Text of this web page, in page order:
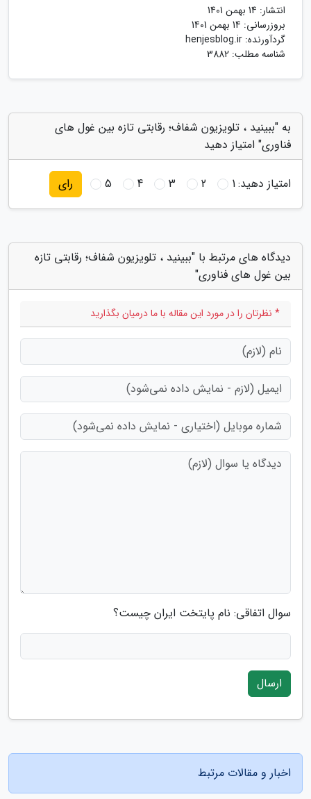
انتشار: 14 بهمن 1401
بروزرسانی: 14 بهمن 1401
گردآورنده: henjesblog.ir
شناسه مطلب: 3882
به "ببینید ، تلویزیون شفاف؛ رقابتی تازه بین غول های
فناوری" امتیاز دهید
امتیاز دهید:1
2
3
4
5 رای
دیدگاه های مرتبط با "ببینید ، تلویزیون شفاف؛ رقابتی تازه
بین غول های فناوری"
* نظرتان را در مورد این مقاله با ما درمیان بگذارید
سوال اتفاقی: نام پایتخت ایران چیست؟
ارسال
اخبار و مقالات مرتبط